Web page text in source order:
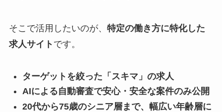
そこで活用したいのが、 特定の働き方に特化した
求人サイト です。
ターゲットを絞った「スキマ」の求人
AIによる自動審査で安心・安全な案件のみ公開
20代から75歳のシニア層まで、幅広い年齢層に